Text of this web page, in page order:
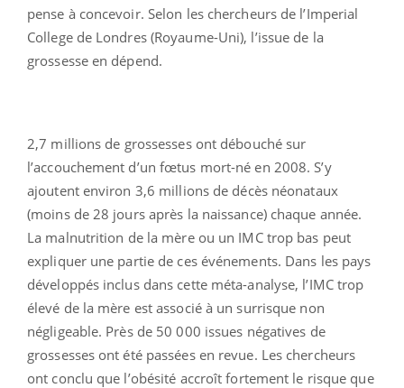
pense à concevoir. Selon les chercheurs de l’Imperial
College de Londres (Royaume-Uni), l’issue de la
grossesse en dépend.
2,7 millions de grossesses ont débouché sur
l’accouchement d’un fœtus mort-né en 2008. S’y
ajoutent environ 3,6 millions de décès néonataux
(moins de 28 jours après la naissance) chaque année.
La malnutrition de la mère ou un IMC trop bas peut
expliquer une partie de ces événements. Dans les pays
développés inclus dans cette méta-analyse, l’IMC trop
élevé de la mère est associé à un surrisque non
négligeable. Près de 50 000 issues négatives de
grossesses ont été passées en revue. Les chercheurs
ont conclu que l’obésité accroît fortement le risque que